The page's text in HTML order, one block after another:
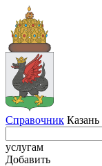
Справочник Казань
услугам
Добавить